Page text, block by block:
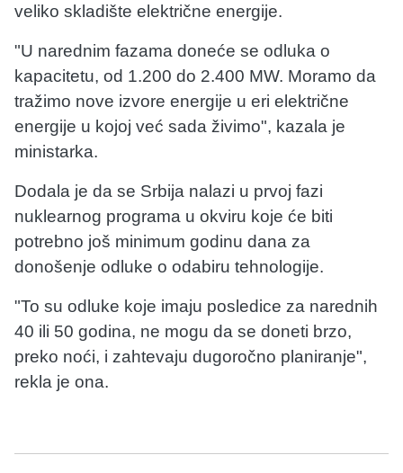
veliko skladište električne energije.
"U narednim fazama doneće se odluka o
kapacitetu, od 1.200 do 2.400 MW. Moramo da
tražimo nove izvore energije u eri električne
energije u kojoj već sada živimo", kazala je
ministarka.
Dodala je da se Srbija nalazi u prvoj fazi
nuklearnog programa u okviru koje će biti
potrebno još minimum godinu dana za
donošenje odluke o odabiru tehnologije.
"To su odluke koje imaju posledice za narednih
40 ili 50 godina, ne mogu da se doneti brzo,
preko noći, i zahtevaju dugoročno planiranje",
rekla je ona.